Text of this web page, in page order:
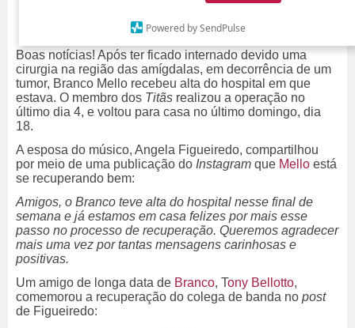
Powered by SendPulse
Boas notícias! Após ter ficado internado devido uma
cirurgia na região das amígdalas, em decorrência de um
tumor, Branco Mello recebeu alta do hospital em que
estava. O membro dos Titãs realizou a operação no
último dia 4, e voltou para casa no último domingo, dia
18.
A esposa do músico, Angela Figueiredo, compartilhou
por meio de uma publicação do Instagram que Mello está
se recuperando bem:
Amigos, o Branco teve alta do hospital nesse final de
semana e já estamos em casa felizes por mais esse
passo no processo de recuperação. Queremos agradecer
mais uma vez por tantas mensagens carinhosas e
positivas.
Um amigo de longa data de Branco, Tony Bellotto,
comemorou a recuperação do colega de banda no post
de Figueiredo: